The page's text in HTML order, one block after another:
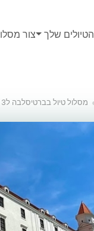
הטיולים שלך צור
מסלול טיול בברטיסלבה ל3 יומים